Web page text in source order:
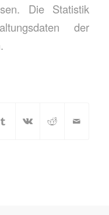
Die Statistik
der